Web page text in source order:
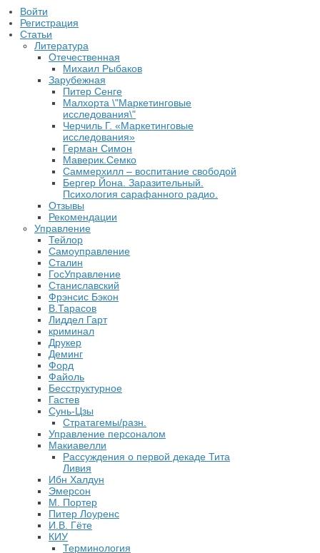
Войти
Регистрация
Статьи
Литература
Отечественная
Михаил Рыбаков
Зарубежная
Питер Сенге
Малхорта \"Маркетинговые
исследования\"
Черчиль Г. «Маркетинговые
исследования»
Герман Симон
Маверик.Семко
Саммерхилл – воспитание свободой
Бергер Йона. Заразительный.
Психология сарафанного радио.
Отзывы
Рекомендации
Управление
Тейлор
Самоуправление
Сталин
ГосУправление
Станиславский
Фрэнсис Бэкон
В.Тарасов
Лиддел Гарт
криминал
Друкер
Деминг
Форд
Файоль
Бесструктурное
Гастев
Сунь-Цзы
Стратагемы/разн.
Управление персоналом
Макиавелли
Рассуждения о первой декаде Тита
Ливия
Ибн Халдун
Эмерсон
М. Портер
Питер Лоуренс
И.В. Гёте
КИУ
Терминология